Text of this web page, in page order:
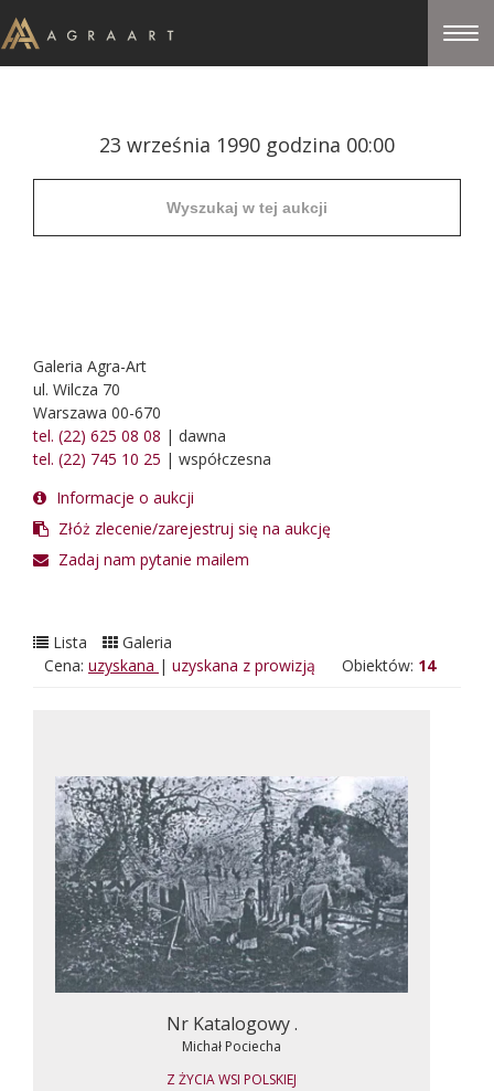
23 września 1990 godzina 00:00
Galeria Agra-Art
ul. Wilcza 70
Warszawa 00-670
tel. (22) 625 08 08 | dawna
tel. (22) 745 10 25 | współczesna
Informacje o aukcji
Złóż zlecenie/zarejestruj się na aukcję
Zadaj nam pytanie mailem
Lista
Galeria
Cena: uzyskana | uzyskana z prowizją Obiektów: 14
Nr Katalogowy .
Michał Pociecha
Z ŻYCIA WSI POLSKIEJ